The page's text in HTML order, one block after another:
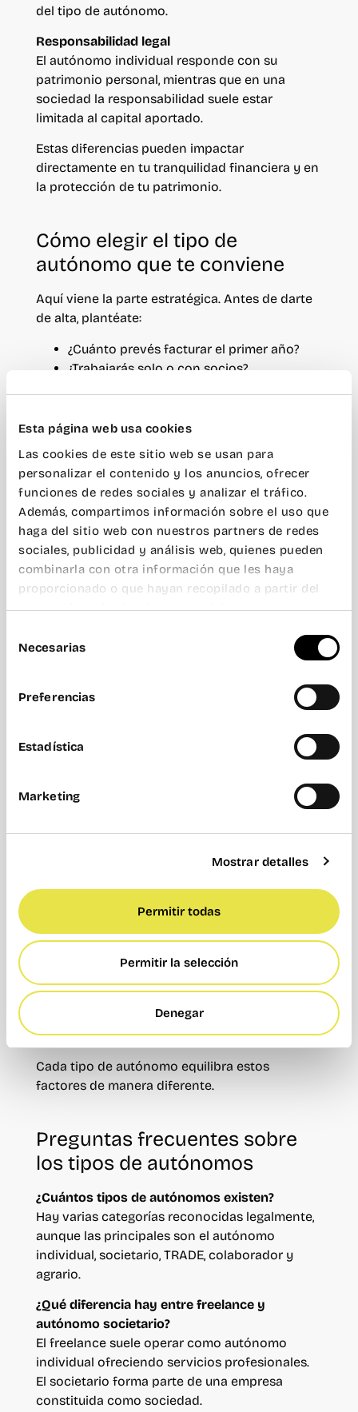
Esta página web usa cookies
Las cookies de este sitio web se usan para
personalizar el contenido y los anuncios, ofrecer
funciones de redes sociales y analizar el tráfico.
Además, compartimos información sobre el uso que
haga del sitio web con nuestros partners de redes
sociales, publicidad y análisis web, quienes pueden
combinarla con otra información que les haya
proporcionado o que hayan recopilado a partir del
uso que haya hecho de sus servicios.
deNecesarias
Preferencias
Estadística
Marketing
Mostrar detalles
Permitir todas
Permitir la selección
Denegar
del tipo de autónomo.
Responsabilidad legal
El autónomo individual responde con su
patrimonio personal, mientras que en una
sociedad la responsabilidad suele estar
limitada al capital aportado.
Estas diferencias pueden impactar
directamente en tu tranquilidad financiera y en
la protección de tu patrimonio.
Cómo elegir el tipo de
autónomo que te conviene
Aquí viene la parte estratégica. Antes de darte
de alta, plantéate:
¿Cuánto prevés facturar el primer año?
¿Trabajarás solo o con socios?
personal?
Si estás empezando con ingresos moderados y
sin socios, el autónomo individual suele ser la
vía más ágil.Si el proyecto es más ambicioso o
compartido, puede tener sentido constituir una
sociedad y operar como autónomo societario.
Si casi todos tus ingresos vienen de una sola
empresa, revisa si puedes acogerte al régimen
respuesta adecuada a tu momento profesional.
Ventajas y consideraciones de
Entre las
ventajas más habituales:
Autonomía en la toma de decisiones
Mayor control sobre proyectos y clientes
Pero también hay que tener en cuenta:
Cuotas mensuales obligatorias
Gestión fiscal periódica
Responsabilidad directa sobre el negocio
Cada tipo de autónomo equilibra estos
factores de manera diferente.
Preguntas frecuentes sobre
los tipos de autónomos
¿Cuántos tipos de autónomos existen?
Hay varias categorías reconocidas legalmente,
aunque las principales son el autónomo
individual, societario, TRADE, colaborador y
agrario.
¿Qué diferencia hay entre freelance y
autónomo societario?
El freelance suele operar como autónomo
individual ofreciendo servicios profesionales.
El societario forma parte de una empresa
constituida como sociedad.